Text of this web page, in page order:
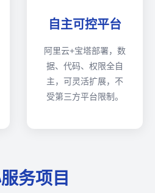
自主可控平台
阿里云+宝塔部署，数
据、代码、权限全自
主，可灵活扩展，不
受第三方平台限制。
务项目